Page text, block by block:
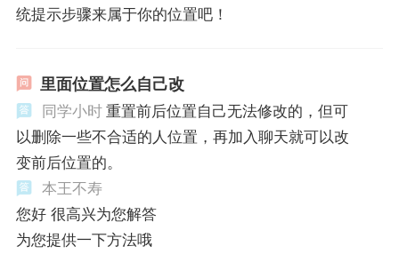
统提示步骤来属于你的位置吧！
里面位置怎么自己改
同学小时重置前后位置自己无法修改的，但可
以删除一些不合适的人位置，再加入聊天就可以改
变前后位置的。
本王不寿
您好 很高兴为您解答
为您提供一下方法哦